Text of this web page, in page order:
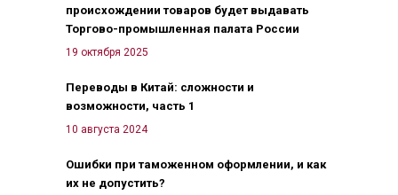
происхождении товаров будет выдавать
Торгово-промышленная палата России
19 октября 2025
Переводы в Китай: сложности и
возможности, часть 1
10 августа 2024
Ошибки при таможенном оформлении, и как
их не допустить?